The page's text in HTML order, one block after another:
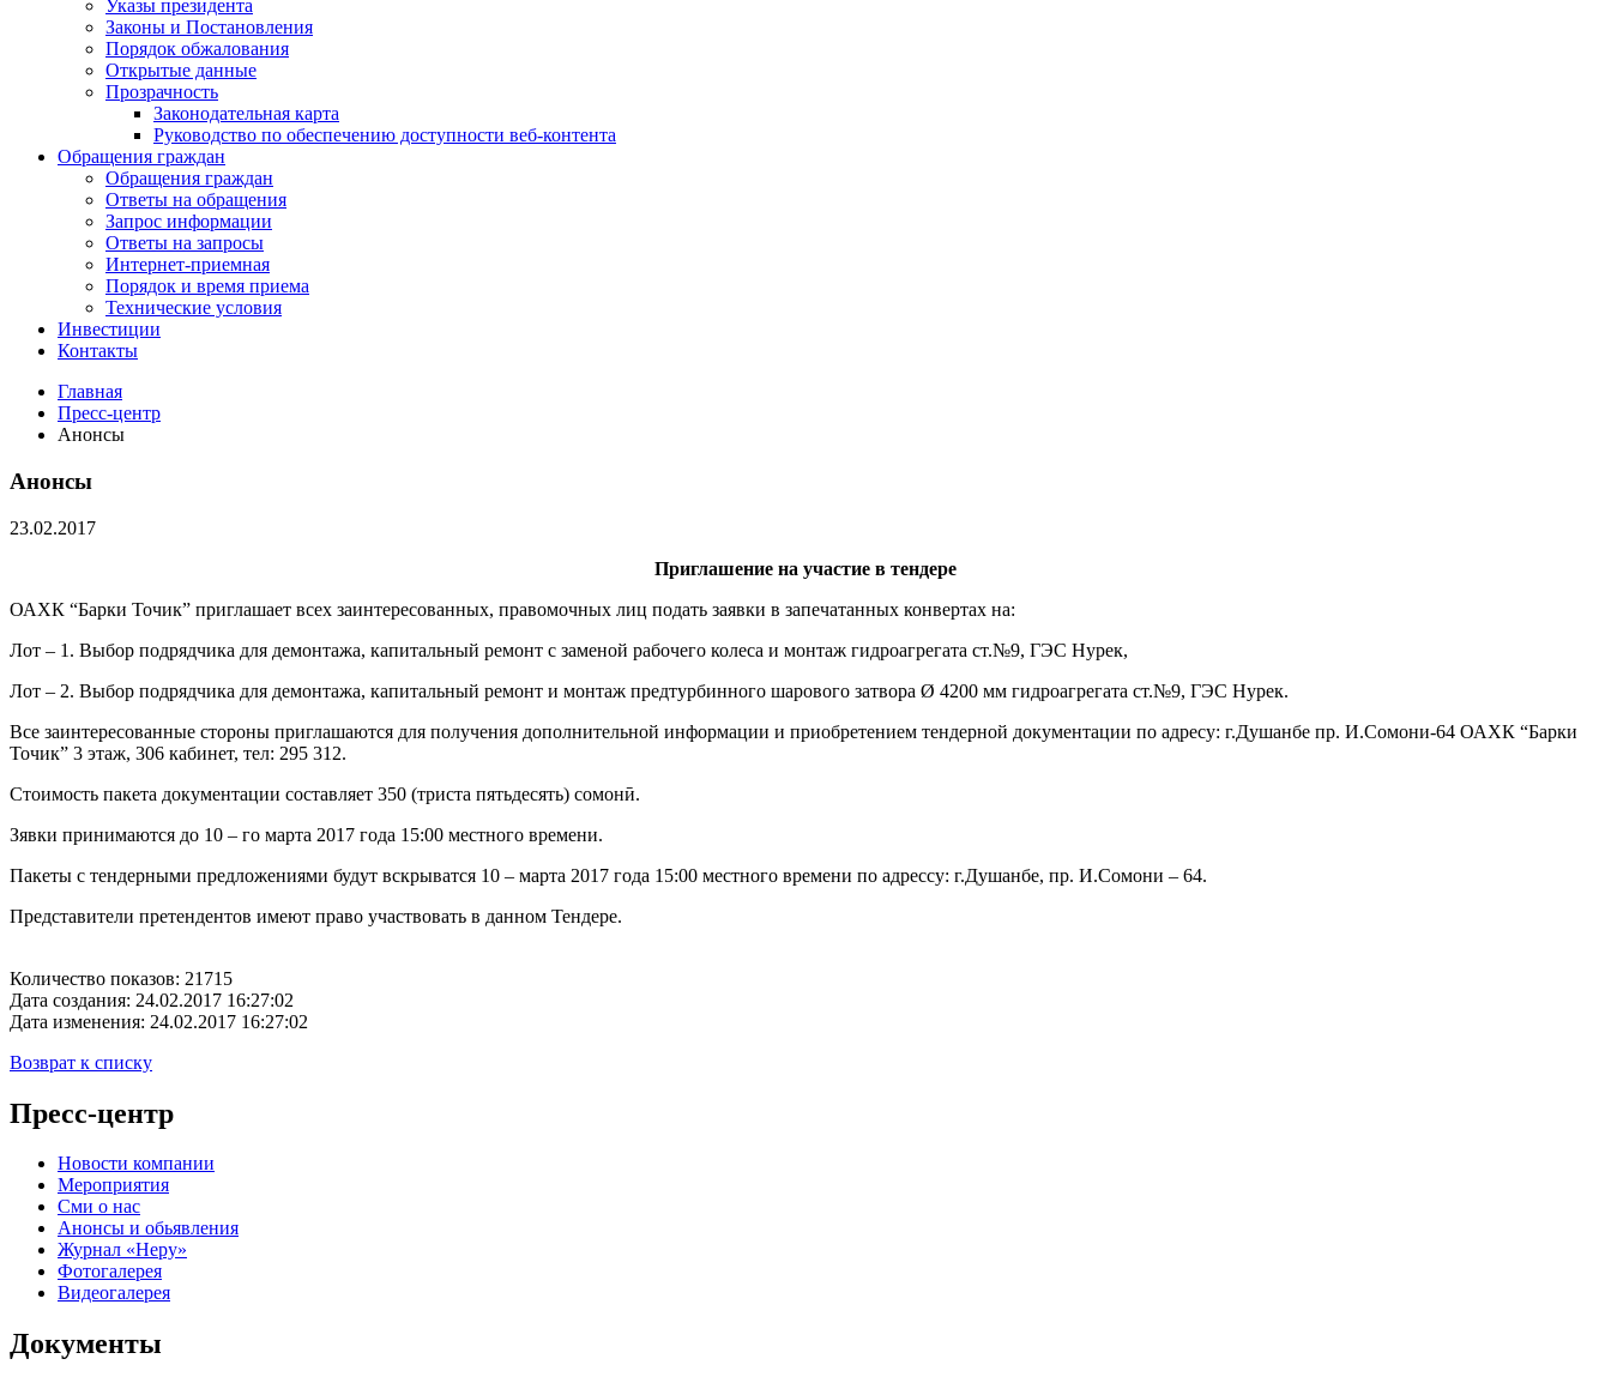
Указы президента
Законы и Постановления
Порядок обжалования
Открытые данные
Прозрачность
Законодательная карта
Руководство по обеспечению доступности веб-контента
Обращения граждан
Обращения граждан
Ответы на обращения
Запрос информации
Ответы на запросы
Интернет-приемная
Порядок и время приема
Технические условия
Инвестиции
Контакты
Главная
Пресс-центр
Анонсы
Анонсы
23.02.2017
Приглашение на участие в тендере
ОАХК “Барки Точик” приглашает всех заинтересованных, правомочных лиц подать заявки в запечатанных конвертах на:
Лот – 1. Выбор подрядчика для демонтажа, капитальный ремонт с заменой рабочего колеса и монтаж гидроагрегата ст.№9, ГЭС Нурек,
Лот – 2. Выбор подрядчика для демонтажа, капитальный ремонт и монтаж предтурбинного шарового затвора Ø 4200 мм гидроагрегата ст.№9, ГЭС Нурек.
Все заинтересованные стороны приглашаются для получения дополнительной информации и приобретением тендерной документации по адресу: г.Душанбе пр. И.Сомони-64 ОАХК “Барки
Точик” 3 этаж, 306 кабинет, тел: 295 312.
Стоимость пакета документации составляет 350 (триста пятьдесять) сомонӣ.
Зявки принимаются до 10 – го марта 2017 года 15:00 местного времени.
Пакеты с тендерными предложениями будут вскрыватся 10 – марта 2017 года 15:00 местного времени по адрессу: г.Душанбе, пр. И.Сомони – 64.
Представители претендентов имеют право участвовать в данном Тендере.
Количество показов: 21715
Дата создания: 24.02.2017 16:27:02
Дата изменения: 24.02.2017 16:27:02
Возврат к списку
Пресс-центр
Новости компании
Мероприятия
Сми о нас
Анонсы и обьявления
Журнал «Неру»
Фотогалерея
Видеогалерея
Документы